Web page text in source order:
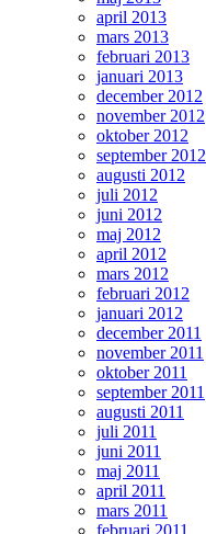
april 2013
mars 2013
februari 2013
januari 2013
december 2012
november 2012
oktober 2012
september 2012
augusti 2012
juli 2012
juni 2012
maj 2012
april 2012
mars 2012
februari 2012
januari 2012
december 2011
november 2011
oktober 2011
september 2011
augusti 2011
juli 2011
juni 2011
maj 2011
april 2011
mars 2011
februari 2011